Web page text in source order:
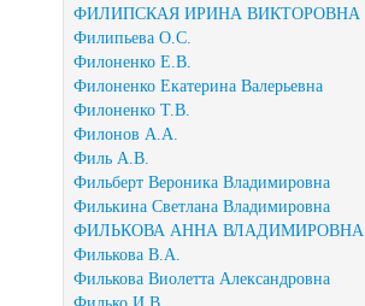
ФИЛИПСКАЯ ИРИНА ВИКТОРОВНА
Филипьева О.С.
Филоненко Е.В.
Филоненко Екатерина Валерьевна
Филоненко Т.В.
Филонов А.А.
Филь А.В.
Фильберт Вероника Владимировна
Филькина Светлана Владимировна
ФИЛЬКОВА АННА ВЛАДИМИРОВНА
Филькова В.А.
Филькова Виолетта Александровна